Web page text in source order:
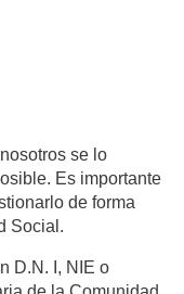
se lo
Es importante
de forma
Social.
D.N. I, NIE o